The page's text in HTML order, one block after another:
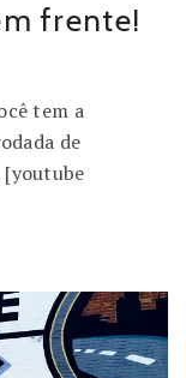
frente!
tem a
de
[youtube